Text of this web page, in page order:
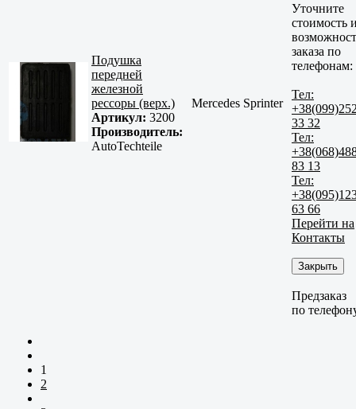
Подушка
передней
железной
рессоры (верх.)
Артикул: 3200
Производитель:
AutoTechteile
Mercedes Sprinter
Уточните
стоимость
заказа по
телефонам:
Тел:
33 32
Тел:
83 13
Тел:
63 66
Перейти на
Контакты
Закрыть
Предзаказ
по
1
2